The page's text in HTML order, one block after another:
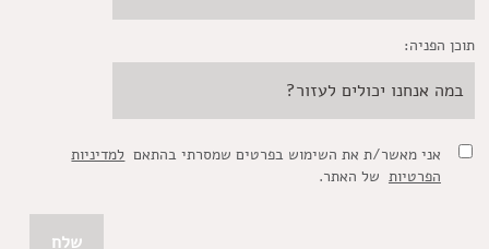
תוכן הפניה:
אני מאשר/ת את השימוש בפרטים שמסרתי בהתאם למדיניות
הפרטיותשל האתר.